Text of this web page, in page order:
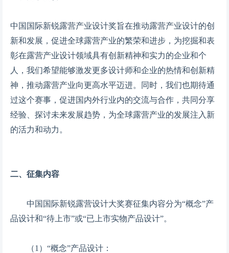
中国国际新锐露营产业设计奖旨在推动露营产业设计的创
新和发展，促进全球露营产业的繁荣和进步，为挖掘和表
彰在露营产业设计领域具有创新精神和实力的企业和个
人，我们希望能够激发更多设计师和企业的热情和创新精
神，推动露营产业向更高水平迈进。同时，我们也期待通
过这个赛事，促进国内外行业内的交流与合作，共同分享
经验、探讨未来发展趋势，为全球露营产业的发展注入新
的活力和动力。
二、征集内容
中国国际新锐露营设计大奖赛征集内容分为“概念”产
品设计和“待上市”或“已上市实物产品设计”。
（1）“概念”产品设计：